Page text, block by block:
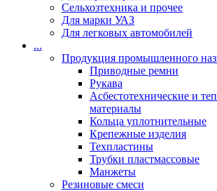
Сельхозтехника и прочее
Для марки УАЗ
Для легковых автомобилей
...
Продукция промышленного
Приводные ремни
Рукава
Асбестотехнические и
материалы
Кольца уплотнительные
Крепежные изделия
Техпластины
Трубки пластмассовые
Манжеты
Резиновые смеси